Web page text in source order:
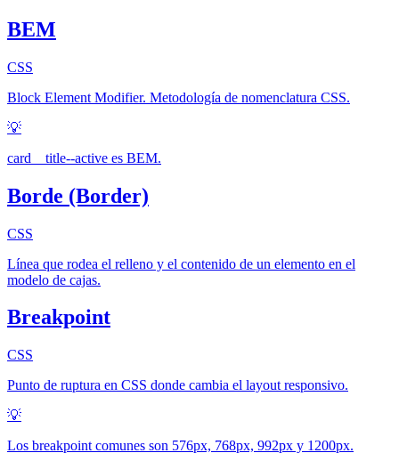
BEM
CSS
Block Element Modifier. Metodología de nomenclatura CSS.
💡
card__title--active es BEM.
Borde (Border)
CSS
Línea que rodea el relleno y el contenido de un elemento en el
modelo de cajas.
Breakpoint
CSS
Punto de ruptura en CSS donde cambia el layout responsivo.
💡
Los breakpoint comunes son 576px, 768px, 992px y 1200px.